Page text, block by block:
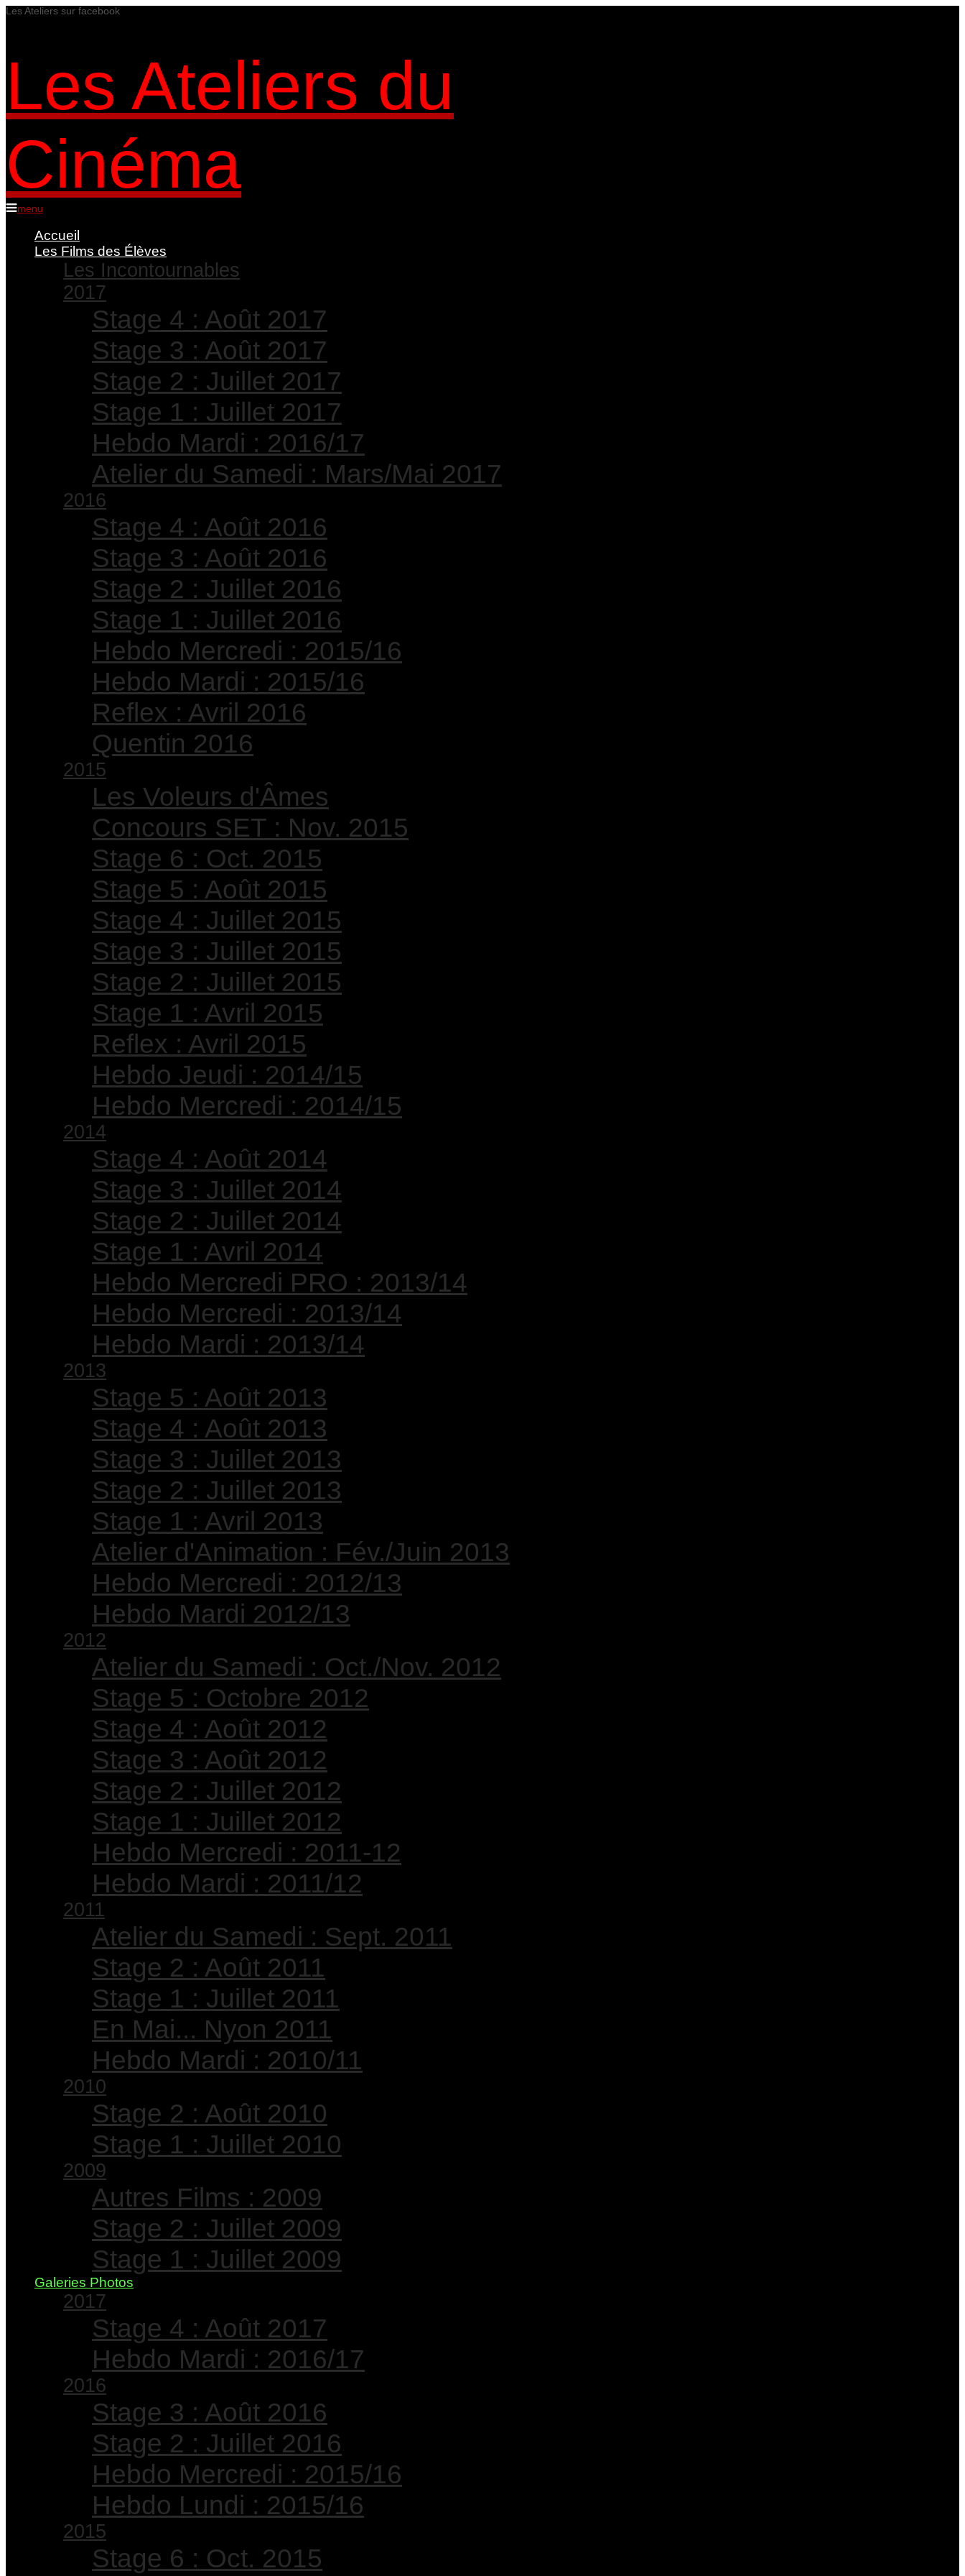
Les Ateliers sur facebook
Les Ateliers du
Cinéma
menu
Accueil
Les Films des Élèves
Les Incontournables
2017
Stage 4 : Août 2017
Stage 3 : Août 2017
Stage 2 : Juillet 2017
Stage 1 : Juillet 2017
Hebdo Mardi : 2016/17
Atelier du Samedi : Mars/Mai 2017
2016
Stage 4 : Août 2016
Stage 3 : Août 2016
Stage 2 : Juillet 2016
Stage 1 : Juillet 2016
Hebdo Mercredi : 2015/16
Hebdo Mardi : 2015/16
Reflex : Avril 2016
Quentin 2016
2015
Les Voleurs d'Âmes
Concours SET : Nov. 2015
Stage 6 : Oct. 2015
Stage 5 : Août 2015
Stage 4 : Juillet 2015
Stage 3 : Juillet 2015
Stage 2 : Juillet 2015
Stage 1 : Avril 2015
Reflex : Avril 2015
Hebdo Jeudi : 2014/15
Hebdo Mercredi : 2014/15
2014
Stage 4 : Août 2014
Stage 3 : Juillet 2014
Stage 2 : Juillet 2014
Stage 1 : Avril 2014
Hebdo Mercredi PRO : 2013/14
Hebdo Mercredi : 2013/14
Hebdo Mardi : 2013/14
2013
Stage 5 : Août 2013
Stage 4 : Août 2013
Stage 3 : Juillet 2013
Stage 2 : Juillet 2013
Stage 1 : Avril 2013
Atelier d'Animation : Fév./Juin 2013
Hebdo Mercredi : 2012/13
Hebdo Mardi 2012/13
2012
Atelier du Samedi : Oct./Nov. 2012
Stage 5 : Octobre 2012
Stage 4 : Août 2012
Stage 3 : Août 2012
Stage 2 : Juillet 2012
Stage 1 : Juillet 2012
Hebdo Mercredi : 2011-12
Hebdo Mardi : 2011/12
2011
Atelier du Samedi : Sept. 2011
Stage 2 : Août 2011
Stage 1 : Juillet 2011
En Mai... Nyon 2011
Hebdo Mardi : 2010/11
2010
Stage 2 : Août 2010
Stage 1 : Juillet 2010
2009
Autres Films : 2009
Stage 2 : Juillet 2009
Stage 1 : Juillet 2009
Galeries Photos
2017
Stage 4 : Août 2017
Hebdo Mardi : 2016/17
2016
Stage 3 : Août 2016
Stage 2 : Juillet 2016
Hebdo Mercredi : 2015/16
Hebdo Lundi : 2015/16
2015
Stage 6 : Oct. 2015